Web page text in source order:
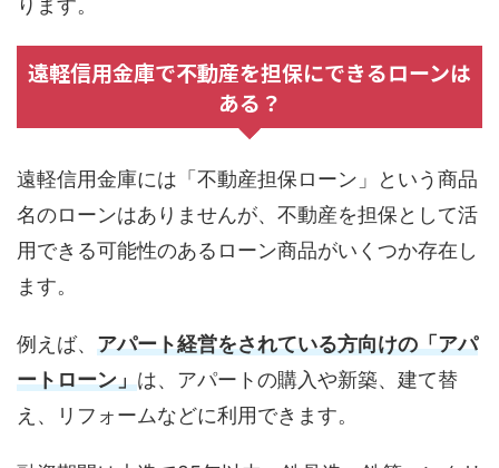
遠軽信用金庫で不動産を担保にできるローンは
ある？
遠軽信用金庫には「不動産担保ローン」という商品
名のローンはありませんが、不動産を担保として活
用できる可能性のあるローン商品がいくつか存在し
ます。
例えば、 アパート経営をされている方向けの「アパ
ートローン」は、アパートの購入や新築、建て替
え、リフォームなどに利用できます。